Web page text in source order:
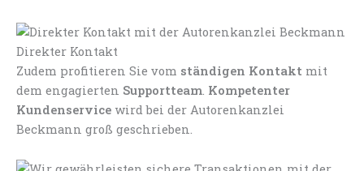
Direkter Kontakt
Zudem profitieren Sie vom ständigen Kontakt mit
dem engagierten Supportteam. Kompetenter
Kundenservice wird bei der Autorenkanzlei
Beckmann groß geschrieben.